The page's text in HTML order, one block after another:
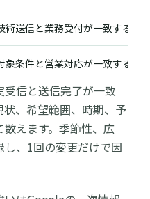
術送信と業務受付が一致するか
象条件と営業対応が一致するか
信と送信完了が一致
状、希望範囲、時期、予
えます。季節性、広
、1回の変更だけで因